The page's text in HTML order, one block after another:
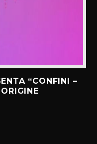
“CONFINI –